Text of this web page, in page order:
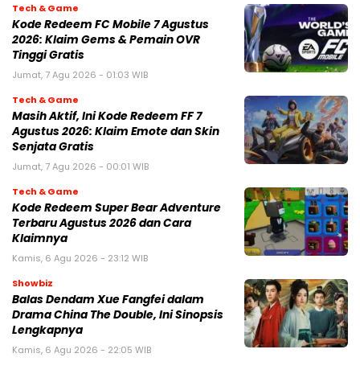
Tech & Game
Kode Redeem FC Mobile 7 Agustus
2026: Klaim Gems & Pemain OVR
Tinggi Gratis
Jumat, 7 Agu 2026 - 01:03 WIB
Tech & Game
Masih Aktif, Ini Kode Redeem FF 7
Agustus 2026: Klaim Emote dan Skin
Senjata Gratis
Jumat, 7 Agu 2026 - 00:01 WIB
Tech & Game
Kode Redeem Super Bear Adventure
Terbaru Agustus 2026 dan Cara
Klaimnya
Kamis, 6 Agu 2026 - 23:12 WIB
Showbiz
Balas Dendam Xue Fangfei dalam
Drama China The Double, Ini Sinopsis
Lengkapnya
Kamis, 6 Agu 2026 - 22:05 WIB